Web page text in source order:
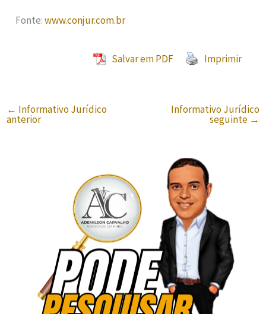
Fonte:www.conjur.com.br
Salvar em PDF Imprimir
← Informativo Jurídico
anterior
Informativo Jurídico
seguinte →